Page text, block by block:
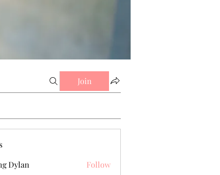
Join
Dylan
Follow